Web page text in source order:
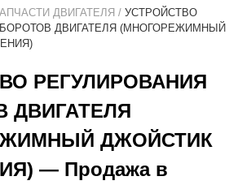
ДВИГАТЕЛЯ / УСТРОЙСТВО
ДВИГАТЕЛЯ (МНОГОРЕЖИМНЫЙ
РЕГУЛИРОВАНИЯ
ДВИГАТЕЛЯ
ДЖОЙСТИК
— Продажа в